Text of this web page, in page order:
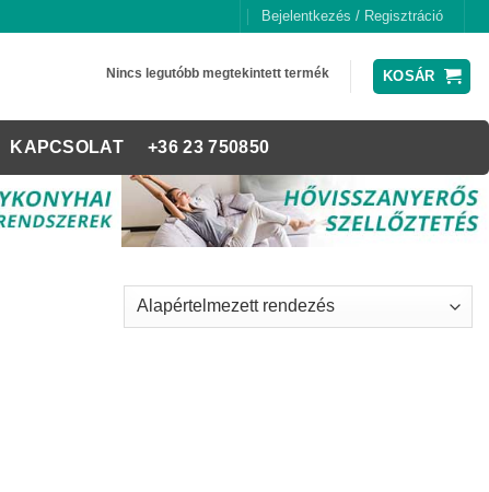
Bejelentkezés / Regisztráció
Nincs legutóbb megtekintett termék KOSÁR
KAPCSOLAT +36 23 750850